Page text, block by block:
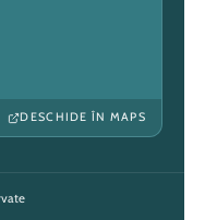
DESCHIDE ÎN MAPS